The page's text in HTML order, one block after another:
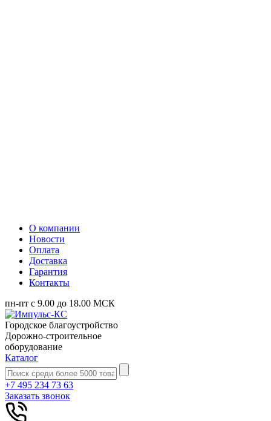
О компании
Новости
Оплата
Доставка
Гарантия
Контакты
пн-пт с 9.00 до 18.00 МСК
Городское благоустройство
Дорожно-строительное
оборудование
Каталог
+7 495 234 73 63
Заказать звонок